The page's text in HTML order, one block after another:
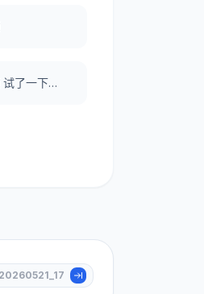
在国外国内软件解锁 试了一下UNBLOCKCN，真好用。